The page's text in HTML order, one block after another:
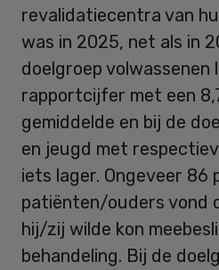
revalidatiecentra van
was in 2025, net als in
doelgroep volwassenen
rapportcijfer met een
gemiddelde en bij de
en jeugd met
iets lager. Ongeveer 86
patiënten/ouders vond
hij/zij wilde kon
behandeling. Bij de